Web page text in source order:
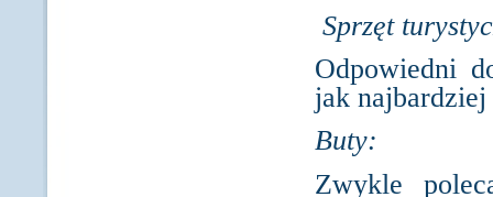
Sprzęt
Odpowiedni
jak
Buty:
Zwykle